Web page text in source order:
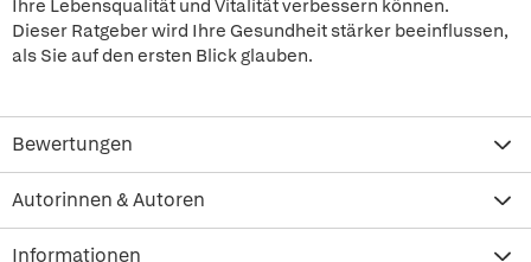
Ihre Lebensqualität und Vitalität verbessern können.
Dieser Ratgeber wird Ihre Gesundheit stärker beeinflussen,
als Sie auf den ersten Blick glauben.
Bewertungen
Autorinnen & Autoren
Informationen